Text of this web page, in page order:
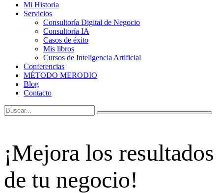
Mi Historia
Servicios
Consultoría Digital de Negocio
Consultoría IA
Casos de éxito
Mis libros
Cursos de Inteligencia Artificial
Conferencias
MÉTODO MERODIO
Blog
Contacto
¡Mejora los resultados
de tu negocio!